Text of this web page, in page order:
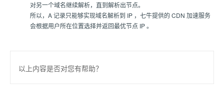
对另一个域名继续解析，直到解析出节点。
所以，A 记录只能够实现域名解析到 IP ，七牛提供的 CDN 加速服务
会根据用户所在位置选择并返回最优节点 IP 。
以上内容是否对您有帮助？